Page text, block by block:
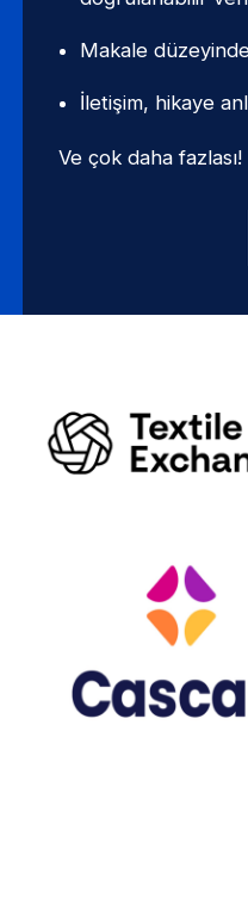
Makale
İletişim, hikaye
Ve çok daha